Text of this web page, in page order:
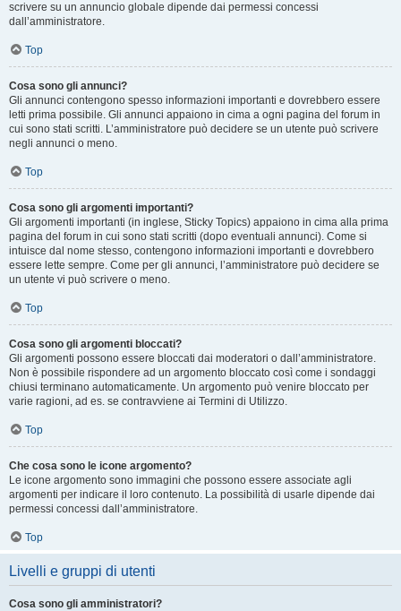
scrivere su un annuncio globale dipende dai permessi concessi
dall’amministratore.
Top
Cosa sono gli annunci?
Gli annunci contengono spesso informazioni importanti e dovrebbero essere
letti prima possibile. Gli annunci appaiono in cima a ogni pagina del forum in
cui sono stati scritti. L’amministratore può decidere se un utente può scrivere
negli annunci o meno.
Top
Cosa sono gli argomenti importanti?
Gli argomenti importanti (in inglese, Sticky Topics) appaiono in cima alla prima
pagina del forum in cui sono stati scritti (dopo eventuali annunci). Come si
intuisce dal nome stesso, contengono informazioni importanti e dovrebbero
essere lette sempre. Come per gli annunci, l’amministratore può decidere se
un utente vi può scrivere o meno.
Top
Cosa sono gli argomenti bloccati?
Gli argomenti possono essere bloccati dai moderatori o dall’amministratore.
Non è possibile rispondere ad un argomento bloccato così come i sondaggi
chiusi terminano automaticamente. Un argomento può venire bloccato per
varie ragioni, ad es. se contravviene ai Termini di Utilizzo.
Top
Che cosa sono le icone argomento?
Le icone argomento sono immagini che possono essere associate agli
argomenti per indicare il loro contenuto. La possibilità di usarle dipende dai
permessi concessi dall’amministratore.
Top
Livelli e gruppi di utenti
Cosa sono gli amministratori?